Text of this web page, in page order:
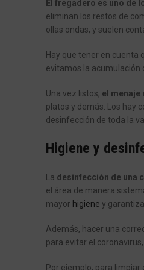
El fregadero es uno de
eliminan los restos de
ollas ondas, y suelen
Hay que tener en cuenta
evitamos la acumulación
Una vez listos, el menaje
platos y demás. Los hay
desinfección de toda la
Higiene y
La desinfección de una
el área de manera
mayor higiene y
Además, hacer una
para evitar el
Por ejemplo, para limpiar